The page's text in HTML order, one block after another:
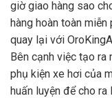
giờ giao hàng sao
hàng hoàn toàn
quay lại với
Bên cạnh việc tạo ra
phụ kiện xe hơi của
huấn luyện để cho